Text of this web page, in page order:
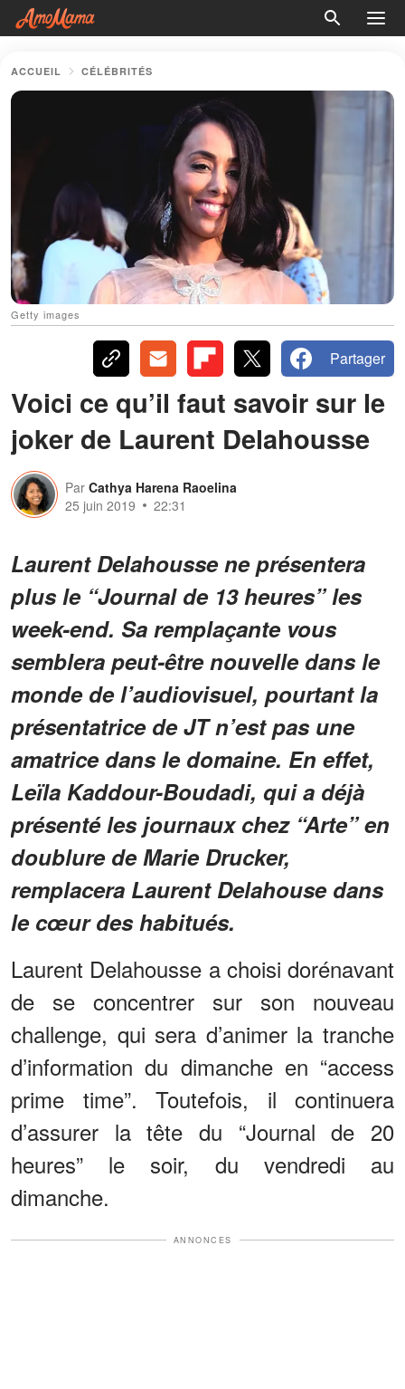
ACCUEIL CÉLÉBRITÉS
Getty images
Partager
Voici ce qu’il faut savoir sur le
joker de Laurent Delahousse
Par Cathya Harena Raoelina
25 juin 2019
22:31
Laurent Delahousse ne présentera
plus le “Journal de 13 heures” les
week-end. Sa remplaçante vous
semblera peut-être nouvelle dans le
monde de l’audiovisuel, pourtant la
présentatrice de JT n’est pas une
amatrice dans le domaine. En effet,
Leïla Kaddour-Boudadi, qui a déjà
présenté les journaux chez “Arte” en
doublure de Marie Drucker,
remplacera Laurent Delahouse dans
le cœur des habitués.
Laurent Delahousse a choisi dorénavant
de se concentrer sur son nouveau
challenge, qui sera d’animer la tranche
d’information du dimanche en “access
prime time”. Toutefois, il continuera
d’assurer la tête du “Journal de 20
heures” le soir, du vendredi au
dimanche.
ANNONCES